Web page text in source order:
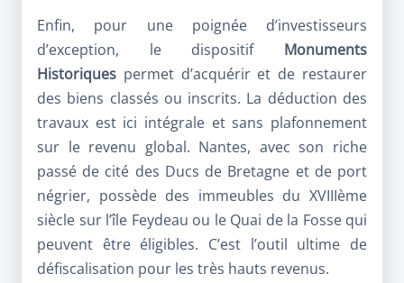
Enfin, pour une poignée d’investisseurs
d’exception, le dispositif Monuments
Historiques permet d’acquérir et de restaurer
des biens classés ou inscrits. La déduction des
travaux est ici intégrale et sans plafonnement
sur le revenu global. Nantes, avec son riche
passé de cité des Ducs de Bretagne et de port
négrier, possède des immeubles du XVIIIème
siècle sur l’île Feydeau ou le Quai de la Fosse qui
peuvent être éligibles. C’est l’outil ultime de
défiscalisation pour les très hauts revenus.